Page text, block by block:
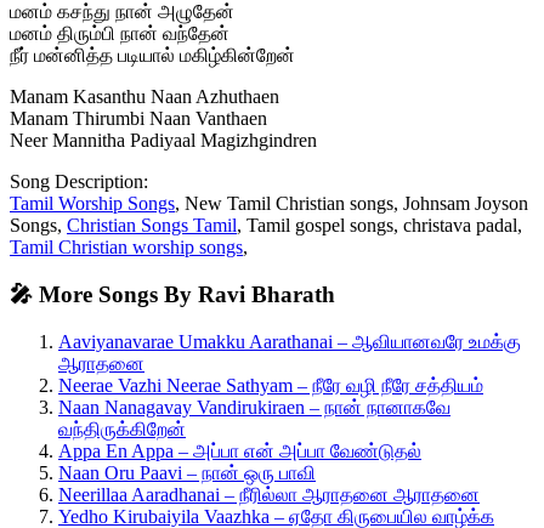
மனம் கசந்து நான் அழுதேன்
மனம் திரும்பி நான் வந்தேன்
நீர் மன்னித்த படியால் மகிழ்கின்றேன்
Manam Kasanthu Naan Azhuthaen
Manam Thirumbi Naan Vanthaen
Neer Mannitha Padiyaal Magizhgindren
Song Description:
Tamil Worship Songs, New Tamil Christian songs, Johnsam Joyson
Songs, Christian Songs Tamil, Tamil gospel songs, christava padal,
Tamil Christian worship songs,
🎤 More Songs By Ravi Bharath
Aaviyanavarae Umakku Aarathanai – ஆவியானவரே உமக்கு
ஆராதனை
Neerae Vazhi Neerae Sathyam – நீரே வழி நீரே சத்தியம்
Naan Nanagavay Vandirukiraen – நான் நானாகவே
வந்திருக்கிறேன்
Appa En Appa – அப்பா என் அப்பா வேண்டுதல்
Naan Oru Paavi – நான் ஒரு பாவி
Neerillaa Aaradhanai – நீரில்லா ஆராதனை ஆராதனை
Yedho Kirubaiyila Vaazhka – ஏதோ கிருபையில வாழ்க்க